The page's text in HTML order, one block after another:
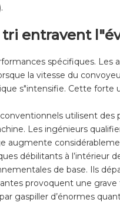
tri entravent
spécifiques.
la vitesse du
s"intensifie. Cette
utilisent des
Les ingénieurs
augmente
débilitants à l’intérieur
de base. Ils
provoquent une
gaspiller d’énormes